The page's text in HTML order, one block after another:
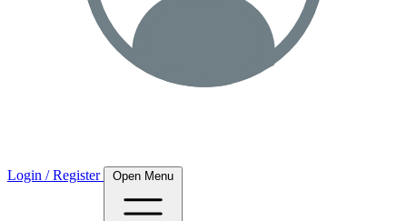
Login / Register Open Menu